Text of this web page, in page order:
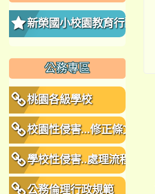
新榮國小校園教育行動
公務專區
桃園各級學校
校園性侵害...修正條文
學校性侵害..處理流程
公務倫理行政規範